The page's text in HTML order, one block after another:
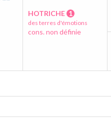
HOTRICHE 1
des terres d'émotions
cons. non définie